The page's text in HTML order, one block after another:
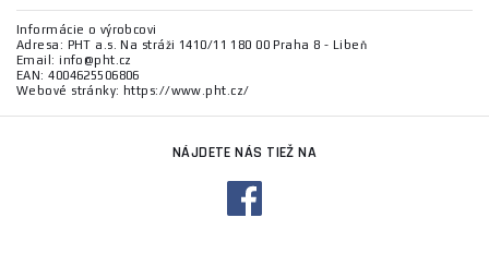
Informácie o výrobcovi
Adresa: PHT a.s. Na stráži 1410/11 180 00 Praha 8 - Libeň
Email: info@pht.cz
EAN: 4004625506806
Webové stránky: https://www.pht.cz/
NÁJDETE NÁS TIEŽ NA